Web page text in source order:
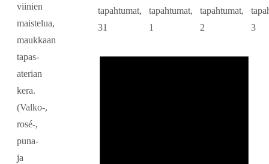
viinien
maistelua,
maukkaan
tapas-
aterian
kera.
(Valko-,
rosé-,
puna-
ja
tapahtumat,
31
tapahtumat,
1
tapahtumat,
2
3